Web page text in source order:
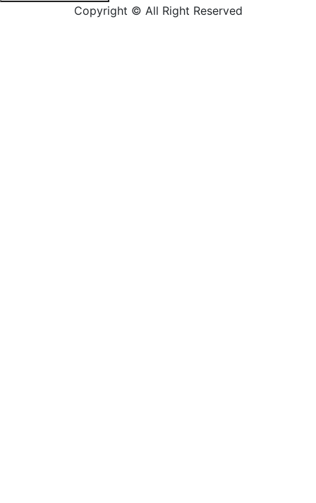
Copyright © All Right Reserved